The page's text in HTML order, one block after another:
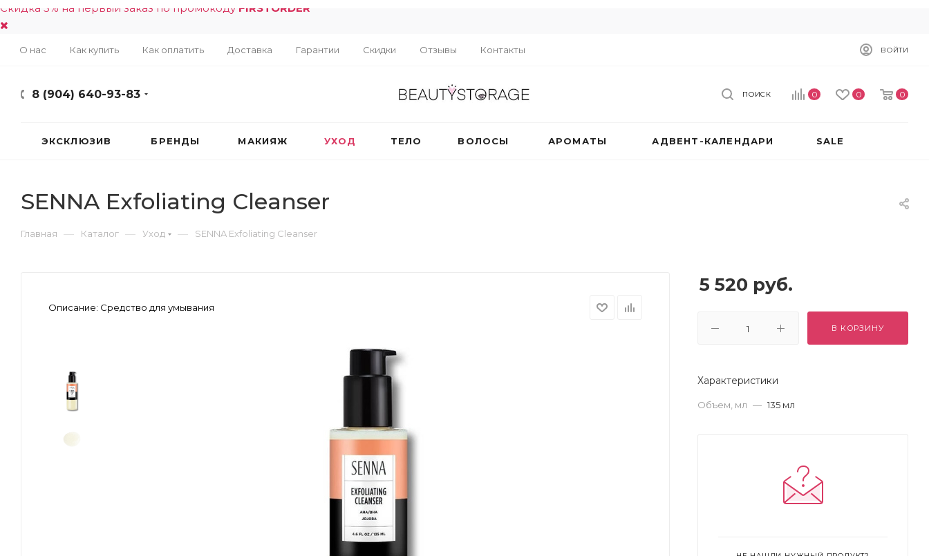
Скидка 5% на первый заказ по промокоду FIRSTORDER
О нас Как купить Как оплатить Доставка Гарантии Скидки Отзывы Контакты ВОЙТИ
8 (904) 640-93-83 0 0 0
ПОИСК
ЭКСКЛЮЗИВ БРЕНДЫ МАКИЯЖ УХОД ТЕЛО ВОЛОСЫ АРОМАТЫ АДВЕНТ-КАЛЕНДАРИ SALE
SENNA Exfoliating Cleanser
Главная — Каталог — Уход — SENNA Exfoliating Cleanser
Описание: Средство для умывания
5 520 руб.
В КОРЗИНУ
Характеристики
Объем, мл — 135 мл